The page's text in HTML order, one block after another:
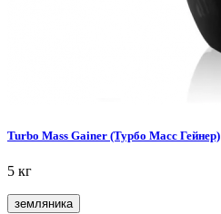
Turbo Mass Gainer (Турбо Масс Гейнер)
5 кг
земляника